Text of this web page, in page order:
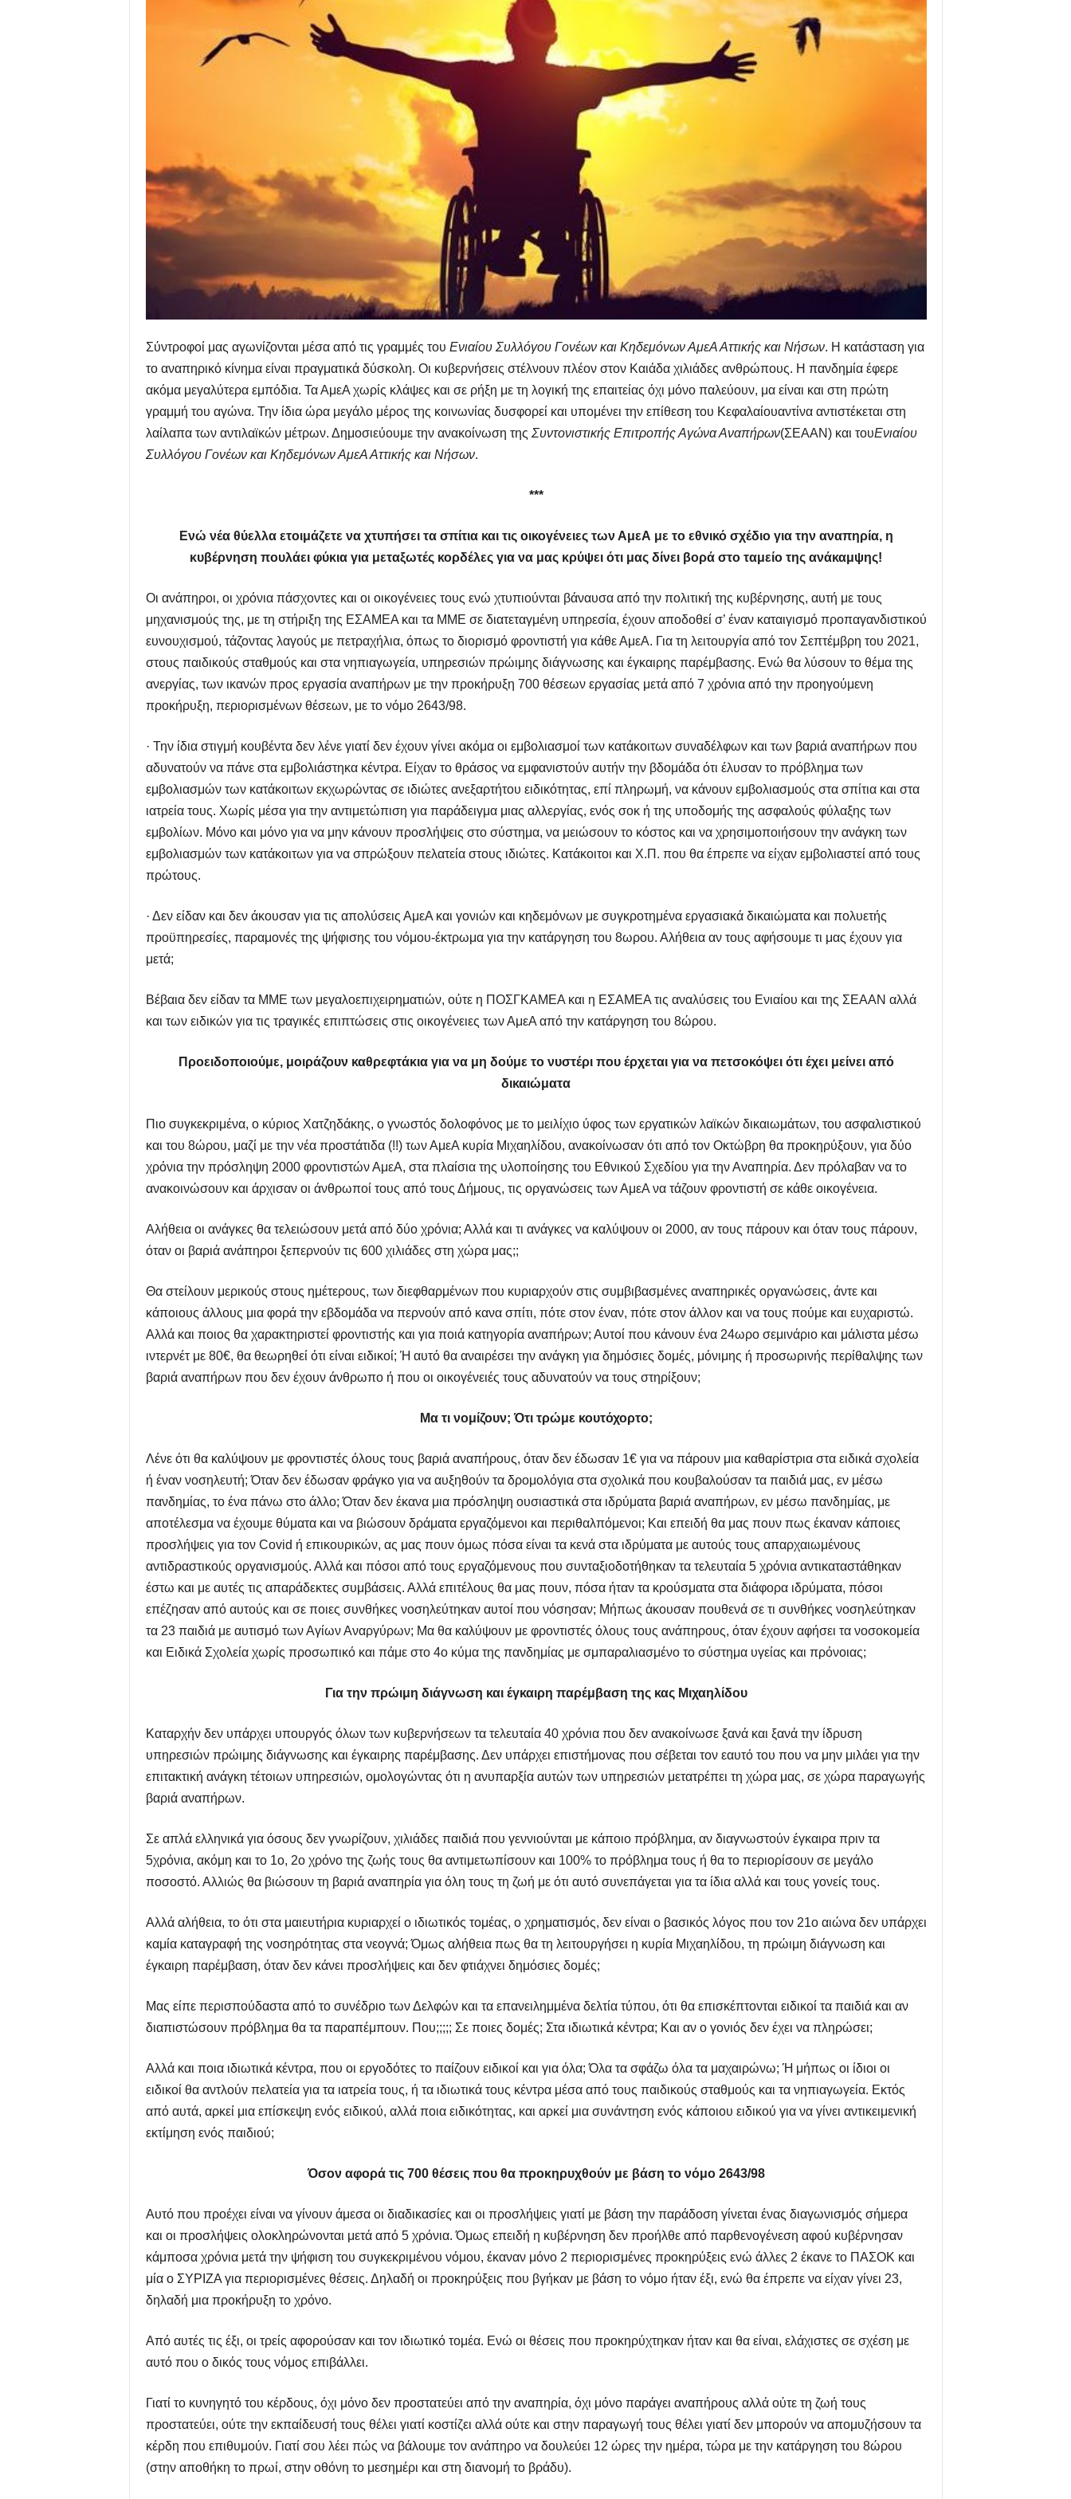
Σύντροφοί μας αγωνίζονται μέσα από τις γραμμές του Ενιαίου Συλλόγου Γονέων και Κηδεμόνων ΑμεΑ Αττικής και Νήσων. Η κατάσταση για
το αναπηρικό κίνημα είναι πραγματικά δύσκολη. Οι κυβερνήσεις στέλνουν πλέον στον Καιάδα χιλιάδες ανθρώπους. Η πανδημία έφερε
ακόμα μεγαλύτερα εμπόδια. Τα ΑμεΑ χωρίς κλάψες και σε ρήξη με τη λογική της επαιτείας όχι μόνο παλεύουν, μα είναι και στη πρώτη
γραμμή του αγώνα. Την ίδια ώρα μεγάλο μέρος της κοινωνίας δυσφορεί και υπομένει την επίθεση του Κεφαλαίουαντίνα αντιστέκεται στη
λαίλαπα των αντιλαϊκών μέτρων. Δημοσιεύουμε την ανακοίνωση της Συντονιστικής Επιτροπής Αγώνα Αναπήρων(ΣΕΑΑΝ) και τουΕνιαίου
Συλλόγου Γονέων και Κηδεμόνων ΑμεΑ Αττικής και Νήσων.
***
Ενώ νέα θύελλα ετοιμάζετε να χτυπήσει τα σπίτια και τις οικογένειες των ΑμεΑ με το εθνικό σχέδιο για την αναπηρία, η
κυβέρνηση πουλάει φύκια για μεταξωτές κορδέλες για να μας κρύψει ότι μας δίνει βορά στο ταμείο της ανάκαμψης!
Οι ανάπηροι, οι χρόνια πάσχοντες και οι οικογένειες τους ενώ χτυπιούνται βάναυσα από την πολιτική της κυβέρνησης, αυτή με τους
μηχανισμούς της, με τη στήριξη της ΕΣΑΜΕΑ και τα ΜΜΕ σε διατεταγμένη υπηρεσία, έχουν αποδοθεί σ’ έναν καταιγισμό προπαγανδιστικού
ευνουχισμού, τάζοντας λαγούς με πετραχήλια, όπως το διορισμό φροντιστή για κάθε ΑμεΑ. Για τη λειτουργία από τον Σεπτέμβρη του 2021,
στους παιδικούς σταθμούς και στα νηπιαγωγεία, υπηρεσιών πρώιμης διάγνωσης και έγκαιρης παρέμβασης. Ενώ θα λύσουν το θέμα της
ανεργίας, των ικανών προς εργασία αναπήρων με την προκήρυξη 700 θέσεων εργασίας μετά από 7 χρόνια από την προηγούμενη
προκήρυξη, περιορισμένων θέσεων, με το νόμο 2643/98.
· Την ίδια στιγμή κουβέντα δεν λένε γιατί δεν έχουν γίνει ακόμα οι εμβολιασμοί των κατάκοιτων συναδέλφων και των βαριά αναπήρων που
αδυνατούν να πάνε στα εμβολιάστηκα κέντρα. Είχαν το θράσος να εμφανιστούν αυτήν την βδομάδα ότι έλυσαν το πρόβλημα των
εμβολιασμών των κατάκοιτων εκχωρώντας σε ιδιώτες ανεξαρτήτου ειδικότητας, επί πληρωμή, να κάνουν εμβολιασμούς στα σπίτια και στα
ιατρεία τους. Χωρίς μέσα για την αντιμετώπιση για παράδειγμα μιας αλλεργίας, ενός σοκ ή της υποδομής της ασφαλούς φύλαξης των
εμβολίων. Μόνο και μόνο για να μην κάνουν προσλήψεις στο σύστημα, να μειώσουν το κόστος και να χρησιμοποιήσουν την ανάγκη των
εμβολιασμών των κατάκοιτων για να σπρώξουν πελατεία στους ιδιώτες. Κατάκοιτοι και Χ.Π. που θα έπρεπε να είχαν εμβολιαστεί από τους
πρώτους.
· Δεν είδαν και δεν άκουσαν για τις απολύσεις ΑμεΑ και γονιών και κηδεμόνων με συγκροτημένα εργασιακά δικαιώματα και πολυετής
προϋπηρεσίες, παραμονές της ψήφισης του νόμου-έκτρωμα για την κατάργηση του 8ωρου. Αλήθεια αν τους αφήσουμε τι μας έχουν για
μετά;
Βέβαια δεν είδαν τα ΜΜΕ των μεγαλοεπιχειρηματιών, ούτε η ΠΟΣΓΚΑΜΕΑ και η ΕΣΑΜΕΑ τις αναλύσεις του Ενιαίου και της ΣΕΑΑΝ αλλά
και των ειδικών για τις τραγικές επιπτώσεις στις οικογένειες των ΑμεΑ από την κατάργηση του 8ώρου.
Προειδοποιούμε, μοιράζουν καθρεφτάκια για να μη δούμε το νυστέρι που έρχεται για να πετσοκόψει ότι έχει μείνει από
δικαιώματα
Πιο συγκεκριμένα, ο κύριος Χατζηδάκης, ο γνωστός δολοφόνος με το μειλίχιο ύφος των εργατικών λαϊκών δικαιωμάτων, του ασφαλιστικού
και του 8ώρου, μαζί με την νέα προστάτιδα (!!) των ΑμεΑ κυρία Μιχαηλίδου, ανακοίνωσαν ότι από τον Οκτώβρη θα προκηρύξουν, για δύο
χρόνια την πρόσληψη 2000 φροντιστών ΑμεΑ, στα πλαίσια της υλοποίησης του Εθνικού Σχεδίου για την Αναπηρία. Δεν πρόλαβαν να το
ανακοινώσουν και άρχισαν οι άνθρωποί τους από τους Δήμους, τις οργανώσεις των ΑμεΑ να τάζουν φροντιστή σε κάθε οικογένεια.
Αλήθεια οι ανάγκες θα τελειώσουν μετά από δύο χρόνια; Αλλά και τι ανάγκες να καλύψουν οι 2000, αν τους πάρουν και όταν τους πάρουν,
όταν οι βαριά ανάπηροι ξεπερνούν τις 600 χιλιάδες στη χώρα μας;;
Θα στείλουν μερικούς στους ημέτερους, των διεφθαρμένων που κυριαρχούν στις συμβιβασμένες αναπηρικές οργανώσεις, άντε και
κάποιους άλλους μια φορά την εβδομάδα να περνούν από κανα σπίτι, πότε στον έναν, πότε στον άλλον και να τους πούμε και ευχαριστώ.
Αλλά και ποιος θα χαρακτηριστεί φροντιστής και για ποιά κατηγορία αναπήρων; Αυτοί που κάνουν ένα 24ωρο σεμινάριο και μάλιστα μέσω
ιντερνέτ με 80€, θα θεωρηθεί ότι είναι ειδικοί; Ή αυτό θα αναιρέσει την ανάγκη για δημόσιες δομές, μόνιμης ή προσωρινής περίθαλψης των
βαριά αναπήρων που δεν έχουν άνθρωπο ή που οι οικογένειές τους αδυνατούν να τους στηρίξουν;
Μα τι νομίζουν; Ότι τρώμε κουτόχορτο;
Λένε ότι θα καλύψουν με φροντιστές όλους τους βαριά αναπήρους, όταν δεν έδωσαν 1€ για να πάρουν μια καθαρίστρια στα ειδικά σχολεία
ή έναν νοσηλευτή; Όταν δεν έδωσαν φράγκο για να αυξηθούν τα δρομολόγια στα σχολικά που κουβαλούσαν τα παιδιά μας, εν μέσω
πανδημίας, το ένα πάνω στο άλλο; Όταν δεν έκανα μια πρόσληψη ουσιαστικά στα ιδρύματα βαριά αναπήρων, εν μέσω πανδημίας, με
αποτέλεσμα να έχουμε θύματα και να βιώσουν δράματα εργαζόμενοι και περιθαλπόμενοι; Και επειδή θα μας πουν πως έκαναν κάποιες
προσλήψεις για τον Covid ή επικουρικών, ας μας πουν όμως πόσα είναι τα κενά στα ιδρύματα με αυτούς τους απαρχαιωμένους
αντιδραστικούς οργανισμούς. Αλλά και πόσοι από τους εργαζόμενους που συνταξιοδοτήθηκαν τα τελευταία 5 χρόνια αντικαταστάθηκαν
έστω και με αυτές τις απαράδεκτες συμβάσεις. Αλλά επιτέλους θα μας πουν, πόσα ήταν τα κρούσματα στα διάφορα ιδρύματα, πόσοι
επέζησαν από αυτούς και σε ποιες συνθήκες νοσηλεύτηκαν αυτοί που νόσησαν; Μήπως άκουσαν πουθενά σε τι συνθήκες νοσηλεύτηκαν
τα 23 παιδιά με αυτισμό των Αγίων Αναργύρων; Μα θα καλύψουν με φροντιστές όλους τους ανάπηρους, όταν έχουν αφήσει τα νοσοκομεία
και Ειδικά Σχολεία χωρίς προσωπικό και πάμε στο 4ο κύμα της πανδημίας με σμπαραλιασμένο το σύστημα υγείας και πρόνοιας;
Για την πρώιμη διάγνωση και έγκαιρη παρέμβαση της κας Μιχαηλίδου
Καταρχήν δεν υπάρχει υπουργός όλων των κυβερνήσεων τα τελευταία 40 χρόνια που δεν ανακοίνωσε ξανά και ξανά την ίδρυση
υπηρεσιών πρώιμης διάγνωσης και έγκαιρης παρέμβασης. Δεν υπάρχει επιστήμονας που σέβεται τον εαυτό του που να μην μιλάει για την
επιτακτική ανάγκη τέτοιων υπηρεσιών, ομολογώντας ότι η ανυπαρξία αυτών των υπηρεσιών μετατρέπει τη χώρα μας, σε χώρα παραγωγής
βαριά αναπήρων.
Σε απλά ελληνικά για όσους δεν γνωρίζουν, χιλιάδες παιδιά που γεννιούνται με κάποιο πρόβλημα, αν διαγνωστούν έγκαιρα πριν τα
5χρόνια, ακόμη και το 1ο, 2ο χρόνο της ζωής τους θα αντιμετωπίσουν και 100% το πρόβλημα τους ή θα το περιορίσουν σε μεγάλο
ποσοστό. Αλλιώς θα βιώσουν τη βαριά αναπηρία για όλη τους τη ζωή με ότι αυτό συνεπάγεται για τα ίδια αλλά και τους γονείς τους.
Αλλά αλήθεια, το ότι στα μαιευτήρια κυριαρχεί ο ιδιωτικός τομέας, ο χρηματισμός, δεν είναι ο βασικός λόγος που τον 21ο αιώνα δεν υπάρχει
καμία καταγραφή της νοσηρότητας στα νεογνά; Όμως αλήθεια πως θα τη λειτουργήσει η κυρία Μιχαηλίδου, τη πρώιμη διάγνωση και
έγκαιρη παρέμβαση, όταν δεν κάνει προσλήψεις και δεν φτιάχνει δημόσιες δομές;
Μας είπε περισπούδαστα από το συνέδριο των Δελφών και τα επανειλημμένα δελτία τύπου, ότι θα επισκέπτονται ειδικοί τα παιδιά και αν
διαπιστώσουν πρόβλημα θα τα παραπέμπουν. Που;;;;; Σε ποιες δομές; Στα ιδιωτικά κέντρα; Και αν ο γονιός δεν έχει να πληρώσει;
Αλλά και ποια ιδιωτικά κέντρα, που οι εργοδότες το παίζουν ειδικοί και για όλα; Όλα τα σφάζω όλα τα μαχαιρώνω; Ή μήπως οι ίδιοι οι
ειδικοί θα αντλούν πελατεία για τα ιατρεία τους, ή τα ιδιωτικά τους κέντρα μέσα από τους παιδικούς σταθμούς και τα νηπιαγωγεία. Εκτός
από αυτά, αρκεί μια επίσκεψη ενός ειδικού, αλλά ποια ειδικότητας, και αρκεί μια συνάντηση ενός κάποιου ειδικού για να γίνει αντικειμενική
εκτίμηση ενός παιδιού;
Όσον αφορά τις 700 θέσεις που θα προκηρυχθούν με βάση το νόμο 2643/98
Αυτό που προέχει είναι να γίνουν άμεσα οι διαδικασίες και οι προσλήψεις γιατί με βάση την παράδοση γίνεται ένας διαγωνισμός σήμερα
και οι προσλήψεις ολοκληρώνονται μετά από 5 χρόνια. Όμως επειδή η κυβέρνηση δεν προήλθε από παρθενογένεση αφού κυβέρνησαν
κάμποσα χρόνια μετά την ψήφιση του συγκεκριμένου νόμου, έκαναν μόνο 2 περιορισμένες προκηρύξεις ενώ άλλες 2 έκανε το ΠΑΣΟΚ και
μία ο ΣΥΡΙΖΑ για περιορισμένες θέσεις. Δηλαδή οι προκηρύξεις που βγήκαν με βάση το νόμο ήταν έξι, ενώ θα έπρεπε να είχαν γίνει 23,
δηλαδή μια προκήρυξη το χρόνο.
Από αυτές τις έξι, οι τρείς αφορούσαν και τον ιδιωτικό τομέα. Ενώ οι θέσεις που προκηρύχτηκαν ήταν και θα είναι, ελάχιστες σε σχέση με
αυτό που ο δικός τους νόμος επιβάλλει.
Γιατί το κυνηγητό του κέρδους, όχι μόνο δεν προστατεύει από την αναπηρία, όχι μόνο παράγει αναπήρους αλλά ούτε τη ζωή τους
προστατεύει, ούτε την εκπαίδευσή τους θέλει γιατί κοστίζει αλλά ούτε και στην παραγωγή τους θέλει γιατί δεν μπορούν να απομυζήσουν τα
κέρδη που επιθυμούν. Γιατί σου λέει πώς να βάλουμε τον ανάπηρο να δουλεύει 12 ώρες την ημέρα, τώρα με την κατάργηση του 8ώρου
(στην αποθήκη το πρωί, στην οθόνη το μεσημέρι και στη διανομή το βράδυ).